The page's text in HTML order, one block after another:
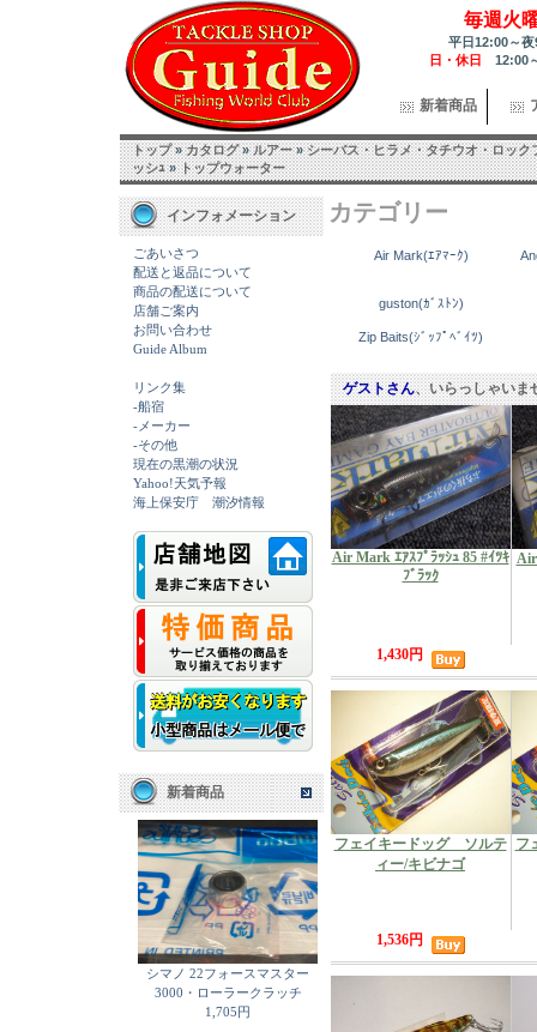
毎週火
平日12:00～
日・休日 12:00
新着商品
トップ»カタログ»ルアー»シーバス・ヒラメ・タチウオ・ロック
ッシｭ»トップウォーター
インフォメーション
ごあいさつ
配送と返品について
商品の配送について
店舗ご案内
お問い合わせ
Guide Album
リンク集
-船宿
-メーカー
-その他
現在の黒潮の状況
Yahoo!天気予報
海上保安庁 潮汐情報
新着商品
シマノ 22フォースマスター
3000・ローラークラッチ
1,705円
カテゴリー
Air Mark(ｴｱﾏｰｸ)
guston(ｶﾞｽﾄﾝ)
Zip Baits(ｼﾞｯﾌﾟﾍﾞｲﾂ)
ゲストさん、いらっしゃいま
Air Mark ｴｱｽﾌﾟﾗｯｼｭ 85 #ｲﾂｷ
ﾌﾞﾗｯｸ
1,430円
Air
フェイキードッグ ソルテ
ィー/キビナゴ
1,536円
フ